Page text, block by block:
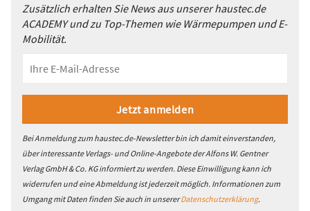
Zusätzlich erhalten Sie News aus unserer haustec.de
ACADEMY und zu Top-Themen wie Wärmepumpen und E-
Mobilität.
Bei Anmeldung zum haustec.de-Newsletter bin ich damit einverstanden,
über interessante Verlags- und Online-Angebote der Alfons W. Gentner
Verlag GmbH & Co. KG informiert zu werden. Diese Einwilligung kann ich
widerrufen und eine Abmeldung ist jederzeit möglich. Informationen zum
Umgang mit Daten finden Sie auch in unsererDatenschutzerklärung.